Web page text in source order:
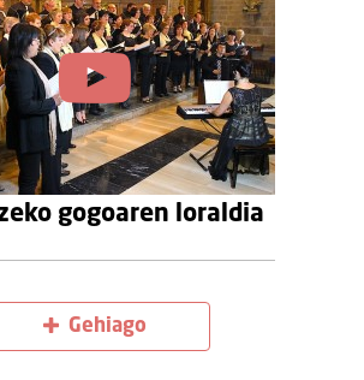
gogoaren loraldia
Gehiago